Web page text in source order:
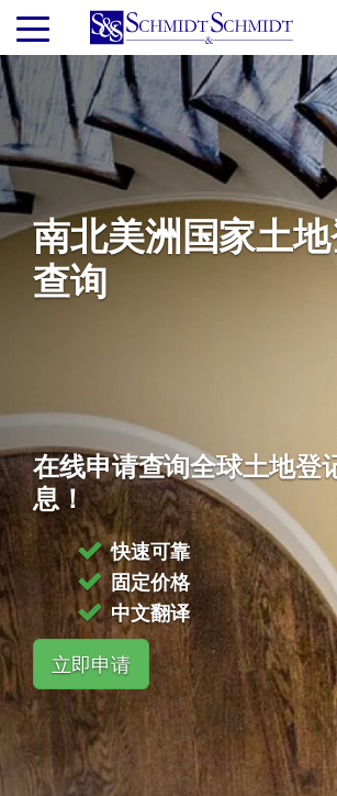
到
主
要
内
容
南北美洲国家土
查询
在线申请查询全球土地登
息！
快速可靠
固定价格
中文翻译
立即申请